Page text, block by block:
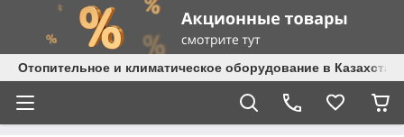
Отопительное и климатическое оборудование в